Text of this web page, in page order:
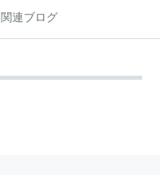
関連ブログ